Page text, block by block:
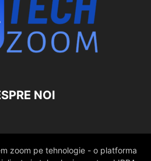
NOI
zoom pe tehnologie - o platforma